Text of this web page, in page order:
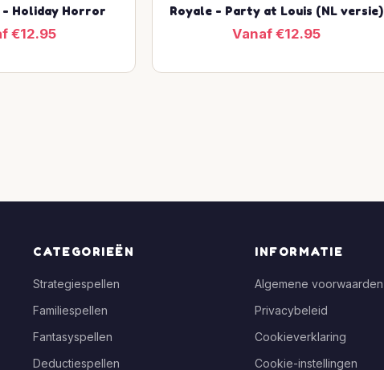
- Holiday Horror
€12.95
Royale - Party at Louis (NL versie)
Vanaf €12.95
CATEGORIEËN
Strategiespellen
Familiespellen
Fantasyspellen
Deductiespellen
INFORMATIE
Algemene voorwaarden
Privacybeleid
Cookieverklaring
Cookie-instellingen